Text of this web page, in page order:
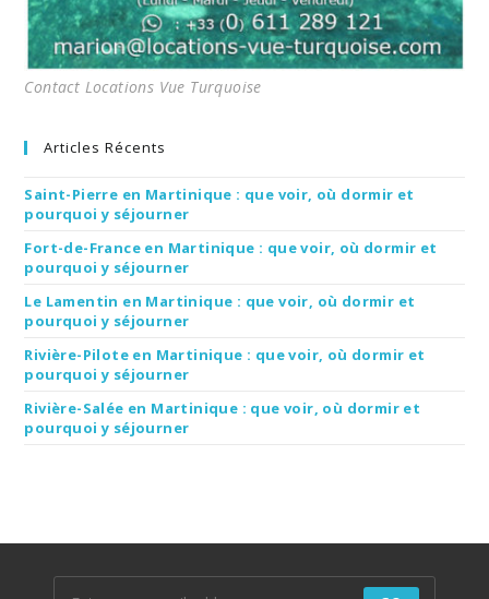
Contact Locations Vue Turquoise
Articles Récents
Saint-Pierre en Martinique : que voir, où dormir et
pourquoi y séjourner
Fort-de-France en Martinique : que voir, où dormir et
pourquoi y séjourner
Le Lamentin en Martinique : que voir, où dormir et
pourquoi y séjourner
Rivière-Pilote en Martinique : que voir, où dormir et
pourquoi y séjourner
Rivière-Salée en Martinique : que voir, où dormir et
pourquoi y séjourner